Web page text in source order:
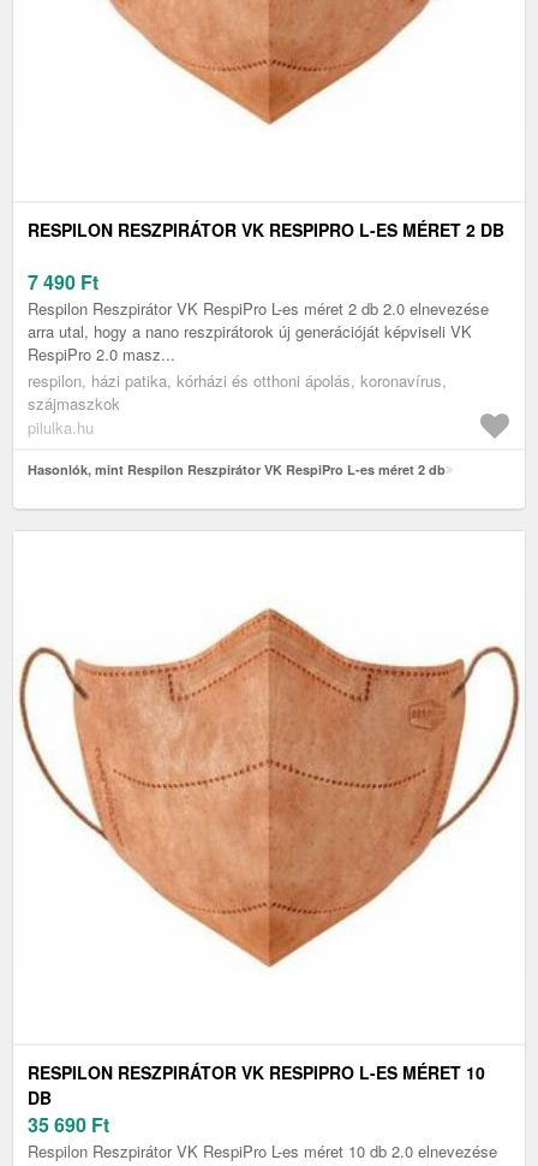
RESPILON RESZPIRÁTOR VK RESPIPRO L-ES MÉRET 2 DB
7 490 Ft
Respilon Reszpirátor VK RespiPro L-es méret 2 db 2.0 elnevezése
arra utal, hogy a nano reszpirátorok új generációját képviseli VK
RespiPro 2.0 masz...
respilon, házi patika, kórházi és otthoni ápolás, koronavírus,
szájmaszkok
pilulka.hu
Hasonlók, mint Respilon Reszpirátor VK RespiPro L-es méret 2 db
RESPILON RESZPIRÁTOR VK RESPIPRO L-ES MÉRET 10
DB
35 690 Ft
Respilon Reszpirátor VK RespiPro L-es méret 10 db 2.0 elnevezése